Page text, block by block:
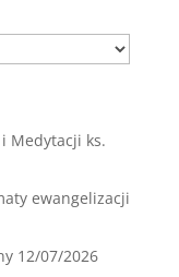
Medytacji ks.
ewangelizacji
12/07/2026